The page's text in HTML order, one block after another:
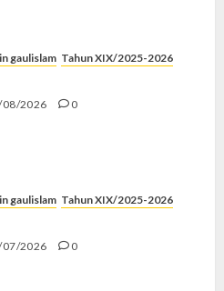
gaulislam Tahun XIX/2025-2026
08/2026 0
gaulislam Tahun XIX/2025-2026
07/2026 0